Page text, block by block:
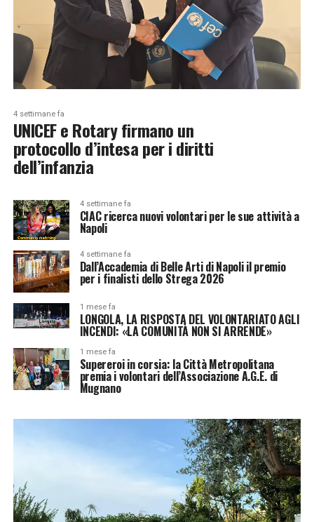
4 settimane fa
UNICEF e Rotary firmano un
protocollo d’intesa per i diritti
dell’infanzia
4 settimane fa
CIAC ricerca nuovi volontari per le sue attività a
Napoli
4 settimane fa
Dall’Accademia di Belle Arti di Napoli il premio
per i finalisti dello Strega 2026
1 mese fa
LONGOLA, LA RISPOSTA DEL VOLONTARIATO AGLI
INCENDI: «LA COMUNITÀ NON SI ARRENDE»
1 mese fa
Supereroi in corsia: la Città Metropolitana
premia i volontari dell’Associazione A.G.E. di
Mugnano